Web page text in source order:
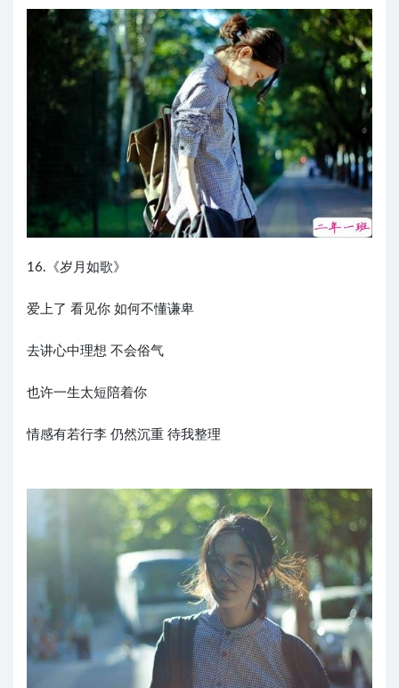
16.《岁月如歌》
爱上了 看见你 如何不懂谦卑
去讲心中理想 不会俗气
也许一生太短陪着你
情感有若行李 仍然沉重 待我整理